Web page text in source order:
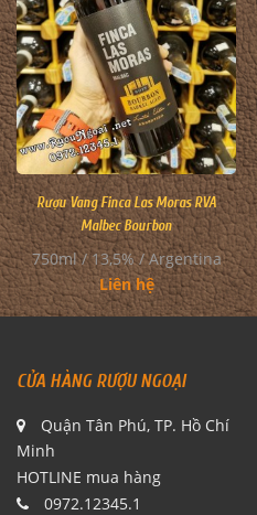
Rượu Vang Finca Las Moras RVA
Malbec Bourbon
750ml / 13,5% / Argentina
Liên hệ
CỬA HÀNG RƯỢU NGOẠI
Quận Tân Phú, TP. Hồ Chí
Minh
HOTLINE mua hàng
0972.12345.1